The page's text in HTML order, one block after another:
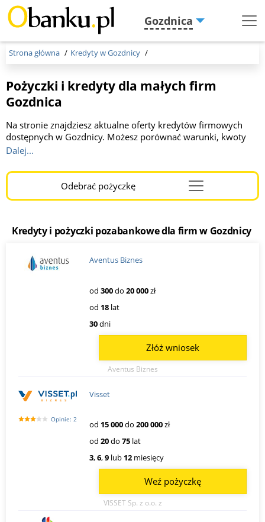
Gozdnica
Menu
Strona główna Kredyty w Gozdnicy
Pożyczki i kredyty dla małych firm
Gozdnica
Na stronie znajdziesz aktualne oferty kredytów firmowych
dostępnych w Gozdnicy. Możesz porównać warunki, kwoty
oraz okresy spłaty oferowane przez różne banki. Kwota do 1
000 000 zł, okres kredytowania od 2 do 36 miesięcy. To
idealne miejsce dla przedsiębiorców szukających korzystnego
finansowania. Wybierz optymalną dla Ciebie ofertę, kliknij link
i wypełnij wniosek online. Otrzymaj szybką a korzystną
Dalej...
Odebrać pożyczkęMenu
Burger
Kredyty i pożyczki pozabankowe dla firm w Gozdnicy
Aventus Biznes
od 300do 20 000zł
od 18 lat
30dni
Aventus Biznes
Złóż wniosek
Opinie: 2
Visset
od 15 000do 200 000zł
od 20do 75 lat
3,6,9 lub 12 miesięcy
VISSET Sp. z o.o. z
Weź pożyczkę